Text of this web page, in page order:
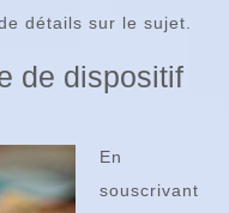
détails sur le sujet.
de dispositif
En
souscrivant